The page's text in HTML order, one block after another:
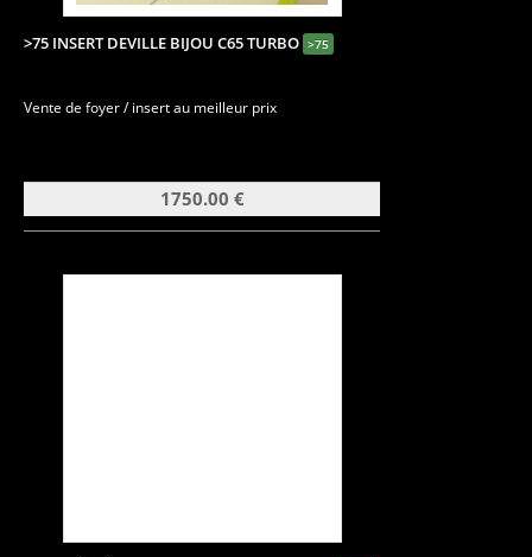
>75 INSERT DEVILLE BIJOU C65 TURBO >75
Vente de foyer / insert au meilleur prix
1750.00 €